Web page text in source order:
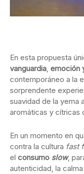
En esta propuesta
vanguardia, emoción
contemporáneo a la
sorprendente
suavidad de la yema
aromáticas y cítricas
En un momento en
contra la cultura fast
el consumo slow,
autenticidad, la